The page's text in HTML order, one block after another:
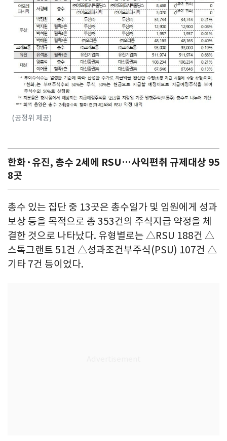
(공정위 제공)
한화·유진, 총수 2세에 RSU…사익편취 규제대상 95
8곳
총수 있는 집단 중 13곳은 총수일가 및 임원에게 성과
보상 등을 목적으로 총 353건의 주식지급 약정을 체
결한 것으로 나타났다. 유형별로는 △RSU 188건 △
스톡그랜트 51건 △성과조건부주식(PSU) 107건 △
기타 7건 등이었다.